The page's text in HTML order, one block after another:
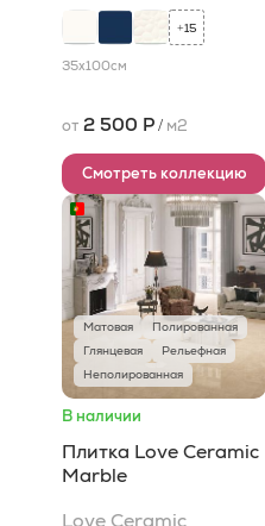
+15
35x100см
от 2 500 Р/ м2
Смотреть коллекцию
Матовая
Полированная
Глянцевая
Рельефная
Неполированная
В наличии
Плитка Love Ceramic
Marble
Love Ceramic